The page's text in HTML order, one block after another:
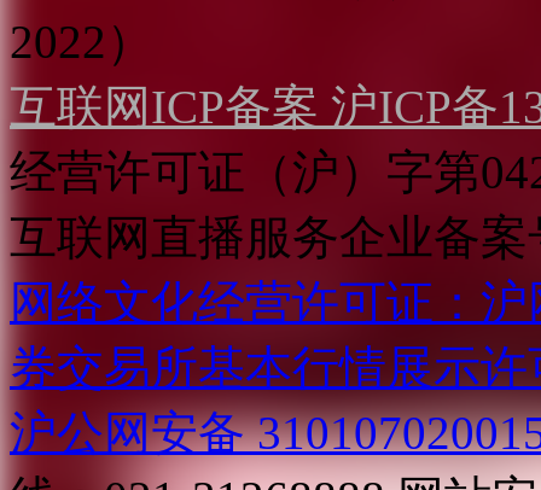
2022）
互联网ICP备案 沪ICP备
经营许可证（沪）字第
互联网直播服务企业备案
网络文化经营许可证：
券交易所基本行情展示许
沪公网安备